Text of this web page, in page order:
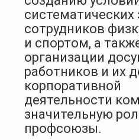
систематических
сотрудников
и спортом, а
организации
работников и их
корпоративной
деятельности
значительную
профсоюзы.